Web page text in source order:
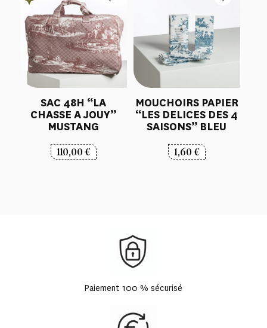
SAC 48H “LA
CHASSE A JOUY”
MUSTANG
110,00€
MOUCHOIRS PAPIER
“LES DELICES DES 4
SAISONS” BLEU
1,60€
Paiement 100 % sécurisé